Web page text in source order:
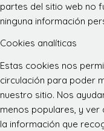
partes del sitio web no
ninguna información
Cookies analíticas
Estas cookies nos
circulación para poder
nuestro sitio. Nos
menos populares, y ver
la información que